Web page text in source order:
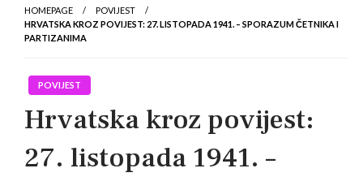
HOMEPAGE
POVIJEST
HRVATSKA KROZ POVIJEST: 27. LISTOPADA 1941. – SPORAZUM ČETNIKA I
PARTIZANIMA
POVIJEST
Hrvatska kroz povijest:
27. listopada 1941. –